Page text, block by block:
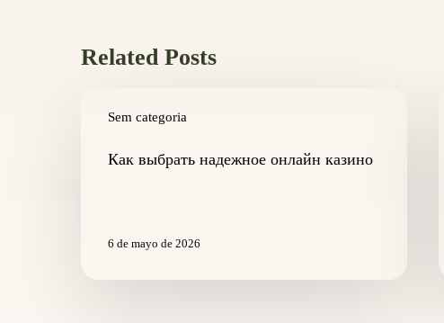
Related Posts
Sem categoria
выбрать
онлайнКак выбрать надежное онлайн казино
6 de mayo de 2026